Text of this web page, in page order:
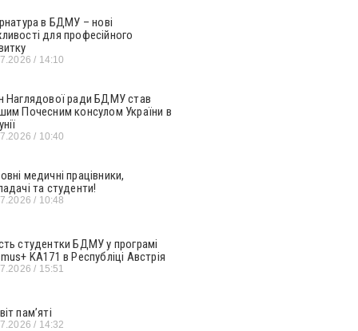
в БДМУ – нові
для професійного
14:10
Наглядової ради БДМУ став
Почесним консулом України в
10:40
медичні працівники,
та студенти!
10:48
студентки БДМУ у програмі
KA171 в Республіці Австрія
15:51
пам’яті
14:32